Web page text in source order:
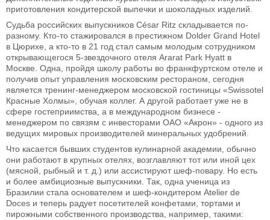
приготовления кондитерской выпечки и шоколадных изделий.
Судьба российских выпускников César Ritz складывается по-
разному. Кто-то стажировался в престижном Dolder Grand Hotel
в Цюрихе, а кто-то в 21 год стал самым молодым сотрудником
открывающегося 5-звездочного отеля Ararat Park Hyatt в
Москве. Одна, пройдя школу работы во франкфуртском отеле и
получив опыт управления московским рестораном, сегодня
является тренинг-менеджером московской гостиницы «Swissotel
Красные Холмы», обучая коллег. А другой работает уже не в
сфере гостеприимства, а в международном бизнесе -
менеджером по связям с инвесторами ОАО «Акрон» - одного из
ведущих мировых производителей минеральных удобрений.
Что касается бывших студентов кулинарной академии, обычно
они работают в крупных отелях, возглавляют тот или иной цех
(мясной, рыбный и т. д.) или ассистируют шеф-повару. Но есть
и более амбициозные выпускники. Так, одна ученица из
Бразилии стала основателем и шеф-кондитером Atelier de
Doces и теперь радует посетителей конфетами, тортами и
пирожными собственного производства, например, такими: